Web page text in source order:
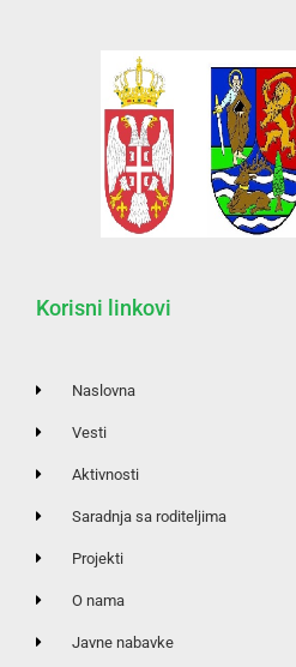
Korisni linkovi
Naslovna
Vesti
Aktivnosti
Saradnja sa roditeljima
Projekti
O nama
Javne nabavke